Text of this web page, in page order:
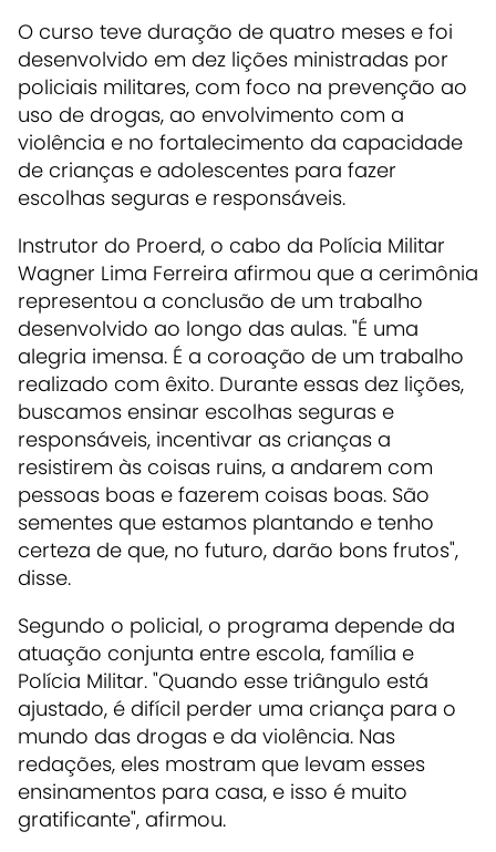
O curso teve duração de quatro meses e foi
desenvolvido em dez lições ministradas por
policiais militares, com foco na prevenção ao
uso de drogas, ao envolvimento com a
violência e no fortalecimento da capacidade
de crianças e adolescentes para fazer
escolhas seguras e responsáveis.
Instrutor do Proerd, o cabo da Polícia Militar
Wagner Lima Ferreira afirmou que a cerimônia
representou a conclusão de um trabalho
desenvolvido ao longo das aulas. "É uma
alegria imensa. É a coroação de um trabalho
realizado com êxito. Durante essas dez lições,
buscamos ensinar escolhas seguras e
responsáveis, incentivar as crianças a
resistirem às coisas ruins, a andarem com
pessoas boas e fazerem coisas boas. São
sementes que estamos plantando e tenho
certeza de que, no futuro, darão bons frutos",
disse.
Segundo o policial, o programa depende da
atuação conjunta entre escola, família e
Polícia Militar. "Quando esse triângulo está
ajustado, é difícil perder uma criança para o
mundo das drogas e da violência. Nas
redações, eles mostram que levam esses
ensinamentos para casa, e isso é muito
gratificante", afirmou.